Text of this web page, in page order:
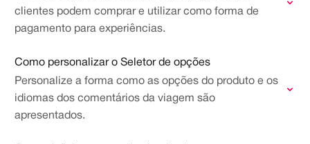
clientes podem comprar e utilizar como forma de
pagamento para experiências.
Como personalizar o Seletor de opções
Personalize a forma como as opções do produto e os
idiomas dos comentários da viagem são
apresentados.